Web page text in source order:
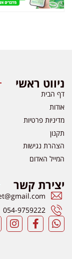
ניווט ראשי
דף הבית
אודות
מדיניות פרטיות
תקנון
הצהרת נגישות
המייל האדום
יצירת קשר
054-9759222